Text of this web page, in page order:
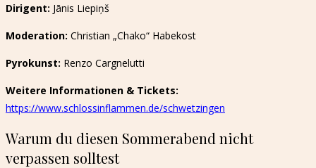
Dirigent: Jānis Liepiņš
Moderation: Christian „Chako“ Habekost
Pyrokunst: Renzo Cargnelutti
Weitere Informationen & Tickets:
https://www.schlossinflammen.de/schwetzingen
Warum du diesen Sommerabend nicht
verpassen solltest